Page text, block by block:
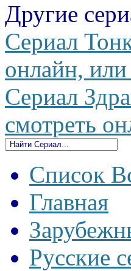
Другие
Сериал
онлайн, или
Сериал
смотреть
Список
Главная
Русские